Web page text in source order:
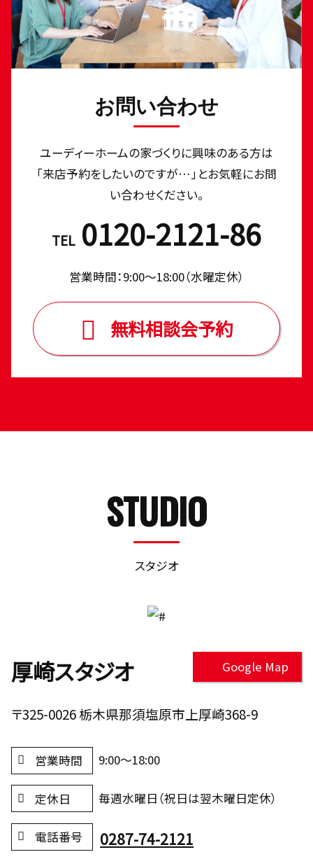
お問い合わせ
ユーディーホームの家づくりに興味のある⽅は
「来店予約をしたいのですが…」とお気軽にお問
い合わせください。
TEL 0120-2121-86
営業時間：9:00〜18:00（⽔曜定休）
無料相談会予約
STUDIO
スタジオ
厚崎スタジオ Google Map
〒325-0026 栃木県那須塩原市上厚崎368-9
営業時間 9:00～18:00
定休日 毎週水曜日（祝日は翌木曜日定休）
電話番号 0287-74-2121